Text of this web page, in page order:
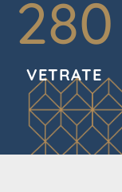
280
VETRATE